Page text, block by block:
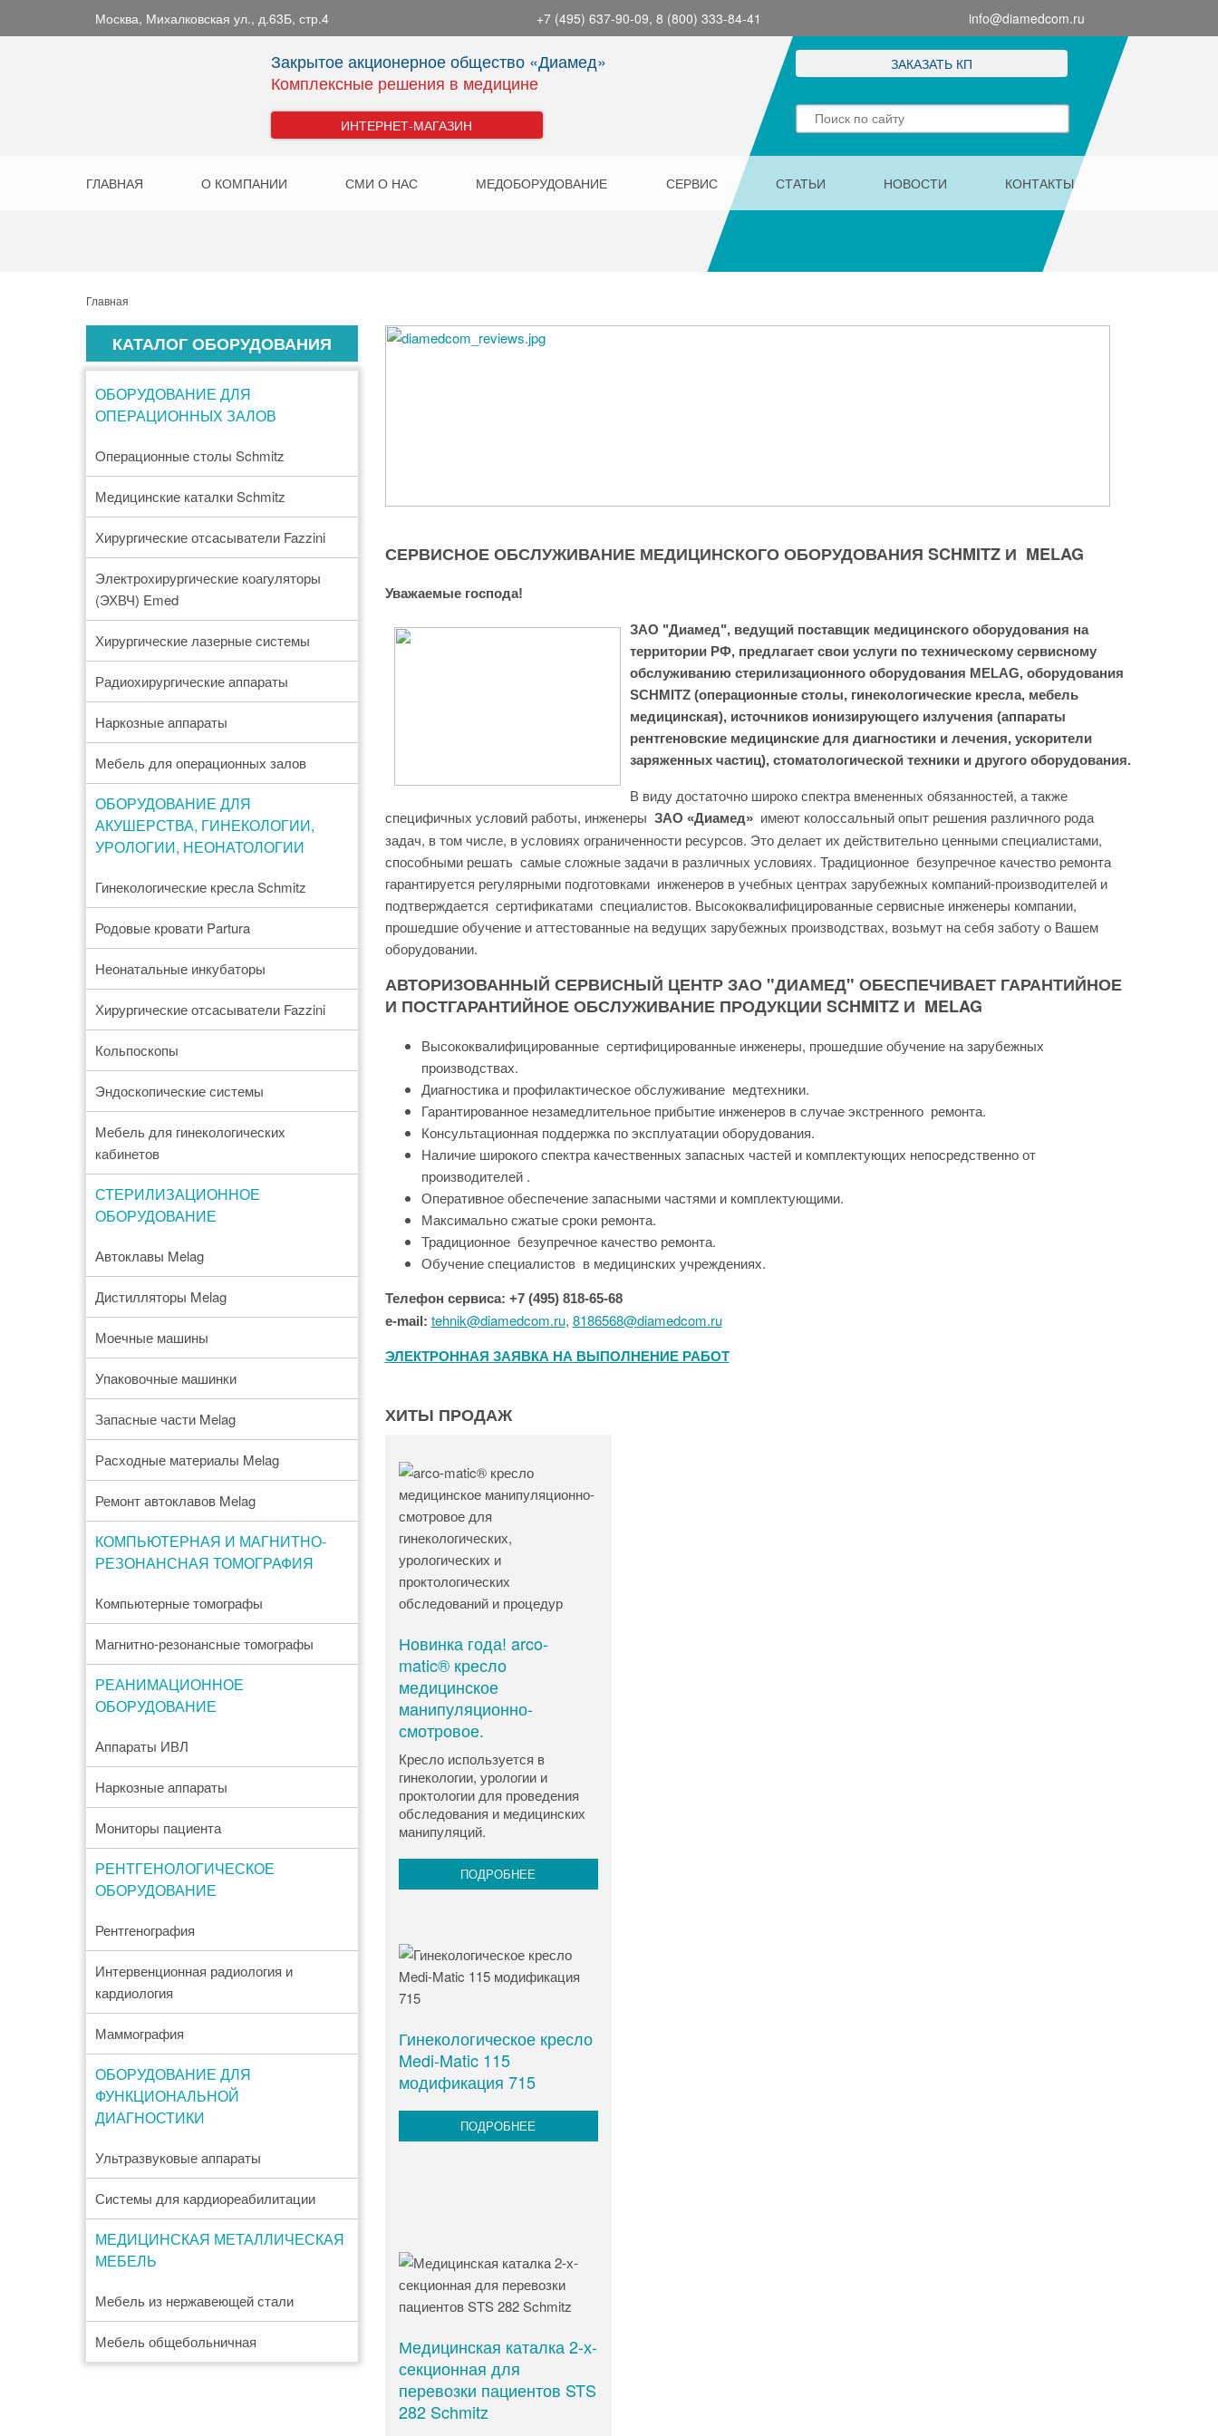
Москва, Михалковская ул., д.63Б, стр.4 +7 (495) 637-90-09, 8 (800) 333-84-41 info@diamedcom.ru
Закрытое акционерное общество «Диамед»
Комплексные решения в медицине
ИНТЕРНЕТ-МАГАЗИН
ЗАКАЗАТЬ КП
ГЛАВНАЯ О КОМПАНИИ СМИ О НАС МЕДОБОРУДОВАНИЕ СЕРВИС СТАТЬИ НОВОСТИ КОНТАКТЫ
Главная
КАТАЛОГ ОБОРУДОВАНИЯ
ОБОРУДОВАНИЕ ДЛЯ
ОПЕРАЦИОННЫХ ЗАЛОВ
Oперационные столы Schmitz
Медицинские каталки Schmitz
Хирургические отсасыватели Fazzini
Электрохирургические коагуляторы
(ЭХВЧ) Emed
Хирургические лазерные системы
Радиохирургические аппараты
Наркозные аппараты
Мебель для операционных залов
ОБОРУДОВАНИЕ ДЛЯ
АКУШЕРСТВА, ГИНЕКОЛОГИИ,
УРОЛОГИИ, НЕОНАТОЛОГИИ
Гинекологические кресла Schmitz
Родовые кровати Partura
Неонатальные инкубаторы
Хирургические отсасыватели Fazzini
Кольпоскопы
Эндоскопические системы
Мебель для гинекологических
кабинетов
СТЕРИЛИЗАЦИОННОЕ
ОБОРУДОВАНИЕ
Автоклавы Melag
Дистилляторы Melag
Моечные машины
Упаковочные машинки
Запасные части Melag
Расходные материалы Melag
Ремонт автоклавов Melag
КОМПЬЮТЕРНАЯ И МАГНИТНО-
РЕЗОНАНСНАЯ ТОМОГРАФИЯ
Компьютерные томографы
Магнитно-резонансные томографы
РЕАНИМАЦИОННОЕ
ОБОРУДОВАНИЕ
Аппараты ИВЛ
Наркозные аппараты
Мониторы пациента
РЕНТГЕНОЛОГИЧЕСКОЕ
ОБОРУДОВАНИЕ
Рентгенография
Интервенционная радиология и
кардиология
Маммография
ОБОРУДОВАНИЕ ДЛЯ
ФУНКЦИОНАЛЬНОЙ
ДИАГНОСТИКИ
Ультразвуковые аппараты
Системы для кардиореабилитации
МЕДИЦИНСКАЯ МЕТАЛЛИЧЕСКАЯ
МЕБЕЛЬ
Мебель из нержавеющей стали
Мебель общебольничная
СЕРВИСНОЕ ОБСЛУЖИВАНИЕ МЕДИЦИНСКОГО ОБОРУДОВАНИЯ SCHMITZ И MELAG
Уважаемые господа!
ЗАО "Диамед", ведущий поставщик медицинского оборудования на
территории РФ, предлагает свои услуги по техническому сервисному
обслуживанию стерилизационного оборудования MELAG, оборудования
SCHMITZ (операционные столы, гинекологические кресла, мебель
медицинская), источников ионизирующего излучения (аппараты
рентгеновские медицинские для диагностики и лечения, ускорители
заряженных частиц), стоматологической техники и другого оборудования.
В виду достаточно широко спектра вмененных обязанностей, а также
специфичных условий работы, инженеры ЗАО «Диамед»имеют колоссальный опыт решения различного рода
задач, в том числе, в условиях ограниченности ресурсов. Это делает их действительно ценными специалистами,
способными решать самые сложные задачи в различных условиях. Традиционное безупречное качество ремонта
гарантируется регулярными подготовками инженеров в учебных центрах зарубежных компаний-производителей и
подтверждается сертификатами специалистов. Высококвалифицированные сервисные инженеры компании,
прошедшие обучение и аттестованные на ведущих зарубежных производствах, возьмут на себя заботу о Вашем
оборудовании.
АВТОРИЗОВАННЫЙ СЕРВИСНЫЙ ЦЕНТР ЗАО "ДИАМЕД" ОБЕСПЕЧИВАЕТ ГАРАНТИЙНОЕ
И ПОСТГАРАНТИЙНОЕ ОБСЛУЖИВАНИЕ ПРОДУКЦИИ SCHMITZ И MELAG
Высококвалифицированные сертифицированные инженеры, прошедшие обучение на зарубежных
производствах.
Диагностика и профилактическое обслуживание медтехники.
Гарантированное незамедлительное прибытие инженеров в случае экстренного ремонта.
Консультационная поддержка по эксплуатации оборудования.
Наличие широкого спектра качественных запасных частей и комплектующих непосредственно от
производителей .
Оперативное обеспечение запасными частями и комплектующими.
Максимально сжатые сроки ремонта.
Традиционное безупречное качество ремонта.
Обучение специалистов в медицинских учреждениях.
Телефон сервиса: +7 (495) 818-65-68
e-mail: tehnik@diamedcom.ru, 8186568@diamedcom.ru
ЭЛЕКТРОННАЯ ЗАЯВКА НА ВЫПОЛНЕНИЕ РАБОТ
ХИТЫ ПРОДАЖ
Новинка года! arco-
matic® кресло
медицинское
манипуляционно-
смотровое.
Кресло используется в
гинекологии, урологии и
проктологии для проведения
обследования и медицинских
манипуляций.
ПОДРОБНЕЕ
Гинекологическое кресло
Medi-Matic 115
модификация 715
ПОДРОБНЕЕ
Медицинская каталка 2-х-
секционная для
перевозки пациентов STS
282 Schmitz